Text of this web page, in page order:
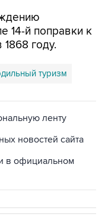
14-й поправки к
году.
туризм
ленту
новостей сайта
в официальном